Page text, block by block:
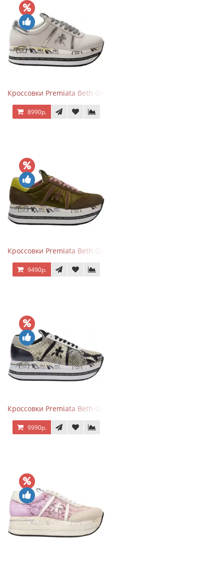
Кроссовки Premiata Beth Grey Silver
8990р.
Кроссовки Premiata Beth Green Pink
9490р.
Кроссовки Premiata Beth Grey Python
9990р.